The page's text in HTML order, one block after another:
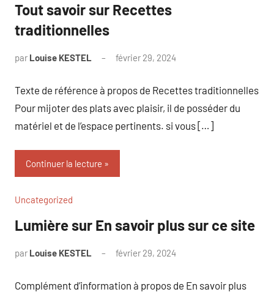
Tout savoir sur Recettes
traditionnelles
par Louise KESTEL février 29, 2024
Texte de référence à propos de Recettes traditionnelles
Pour mijoter des plats avec plaisir, il de posséder du
matériel et de l’espace pertinents. si vous […]
Continuer la lecture
Uncategorized
Lumière sur En savoir plus sur ce site
par Louise KESTEL février 29, 2024
Complément d’information à propos de En savoir plus